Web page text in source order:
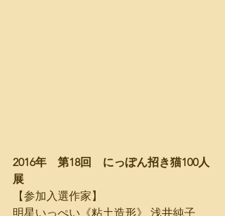
2016年　第18回　にっぽん招き猫100人
展
【参加入選作家】
明星いっぺい《粘土造形》 浅井純子